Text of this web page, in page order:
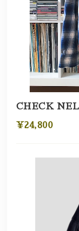
CHECK
¥24,800